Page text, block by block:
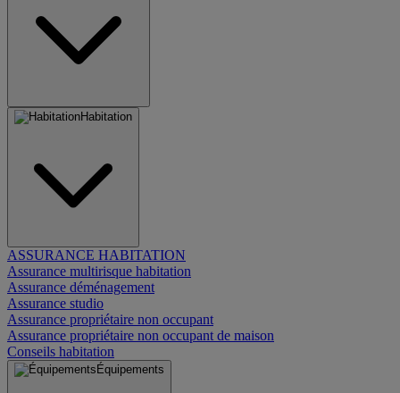
Habitation
ASSURANCE HABITATION
Assurance multirisque habitation
Assurance déménagement
Assurance studio
Assurance propriétaire non occupant
Assurance propriétaire non occupant de maison
Conseils habitation
Équipements